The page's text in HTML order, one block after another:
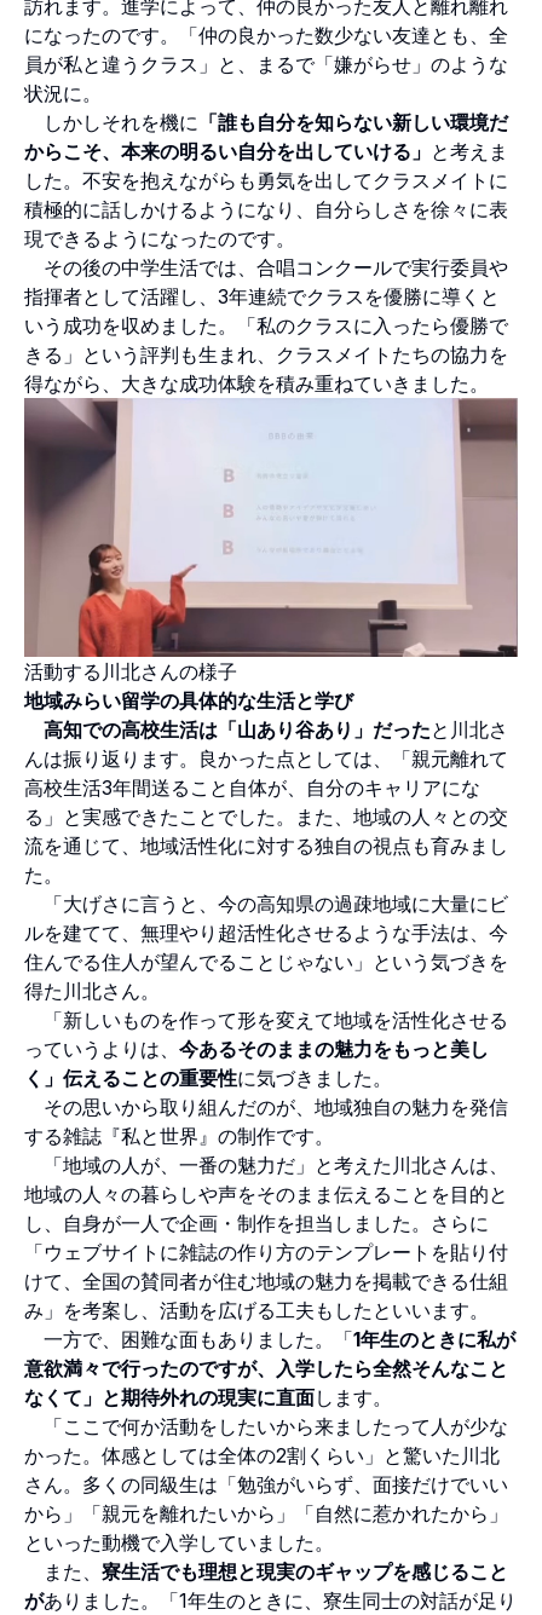
訪れます。進学によって、仲の良かった友人と離れ離れ
になったのです。「仲の良かった数少ない友達とも、全
員が私と違うクラス」と、まるで「嫌がらせ」のような
状況に。
しかしそれを機に 「誰も自分を知らない新しい環境だ
からこそ、本来の明るい自分を出していける」 と考えま
した。不安を抱えながらも勇気を出してクラスメイトに
積極的に話しかけるようになり、自分らしさを徐々に表
現できるようになったのです。
その後の中学生活では、合唱コンクールで実行委員や
指揮者として活躍し、3年連続でクラスを優勝に導くと
いう成功を収めました。「私のクラスに入ったら優勝で
きる」という評判も生まれ、クラスメイトたちの協力を
得ながら、大きな成功体験を積み重ねていきました。
活動する川北さんの様子
地域みらい留学の具体的な生活と学び
高知での高校生活は「山あり谷あり」だったと川北さ
んは振り返ります。良かった点としては、「親元離れて
高校生活3年間送ること自体が、自分のキャリアにな
る」と実感できたことでした。また、地域の人々との交
流を通じて、地域活性化に対する独自の視点も育みまし
た。
「大げさに言うと、今の高知県の過疎地域に大量にビ
ルを建てて、無理やり超活性化させるような手法は、今
住んでる住人が望んでることじゃない」という気づきを
得た川北さん。
「新しいものを作って形を変えて地域を活性化させる
っていうよりは、 今あるそのままの魅力をもっと美し
く」伝えることの重要性に気づきました。
その思いから取り組んだのが、地域独自の魅力を発信
する雑誌『私と世界』の制作です。
「地域の人が、一番の魅力だ」と考えた川北さんは、
地域の人々の暮らしや声をそのまま伝えることを目的と
し、自身が一人で企画・制作を担当しました。さらに
「ウェブサイトに雑誌の作り方のテンプレートを貼り付
けて、全国の賛同者が住む地域の魅力を掲載できる仕組
み」を考案し、活動を広げる工夫もしたといいます。
一方で、困難な面もありました。「1年生のときに私が
意欲満々で行ったのですが、入学したら全然そんなこと
なくて」と期待外れの現実に直面します。
「ここで何か活動をしたいから来ましたって人が少な
かった。体感としては全体の2割くらい」と驚いた川北
さん。多くの同級生は「勉強がいらず、面接だけでいい
から」「親元を離れたいから」「自然に惹かれたから」
といった動機で入学していました。
また、 寮生活でも理想と現実のギャップを感じること
がありました。「1年生のときに、寮生同士の対話が足り